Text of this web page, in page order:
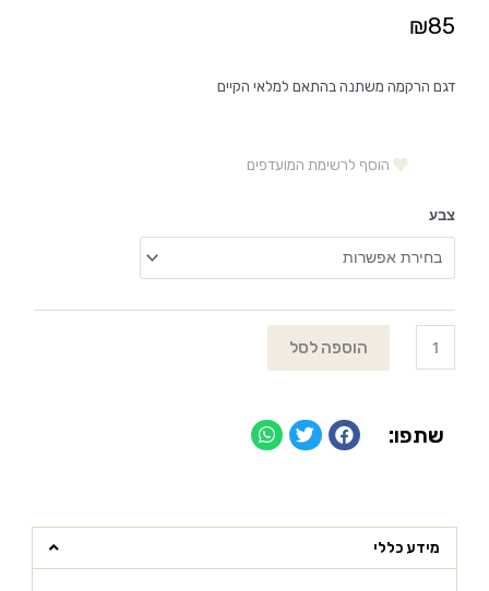
₪85
דגם הרקמה משתנה בהתאם למלאי הקיים
הוסף לרשימת המועדפים
צבע
הוספה לסל
שתפו:
מידע כללי